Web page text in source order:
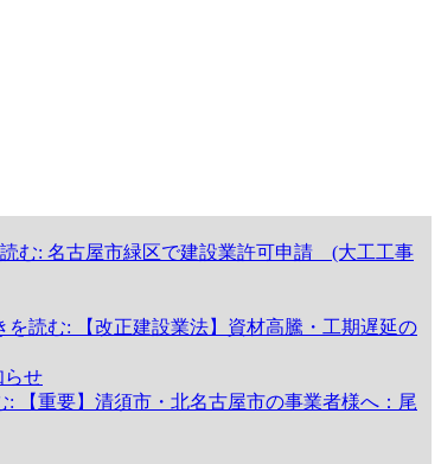
む: 名古屋市緑区で建設業許可申請 (大工工事
を読む: 【改正建設業法】資材高騰・工期遅延の
らせ
: 【重要】清須市・北名古屋市の事業者様へ：尾